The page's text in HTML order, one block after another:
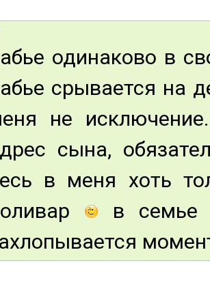
одинаково в
срывается на
не
сына,
в меня хоть
в семье